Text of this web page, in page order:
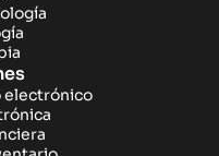
electrónico